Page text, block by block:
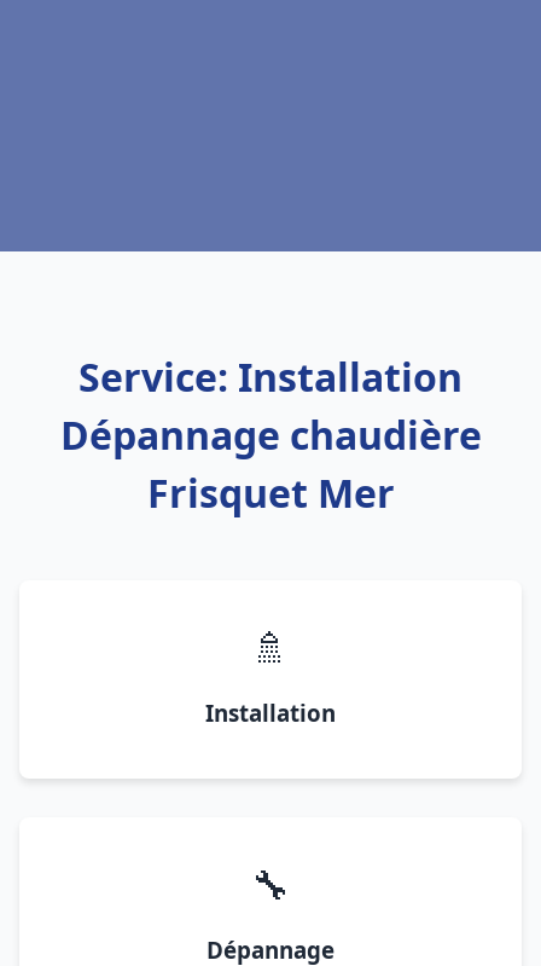
Service: Installation
Dépannage chaudière
Frisquet Mer
🚿
Installation
🔧
Dépannage